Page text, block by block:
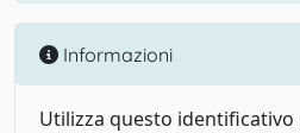
Informazioni
Utilizza questo